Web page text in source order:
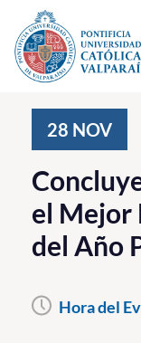
Click acá para ir
Investigación,
PUCV
Vinculación con
28 NOV
el Mejor
del Año
Hora del